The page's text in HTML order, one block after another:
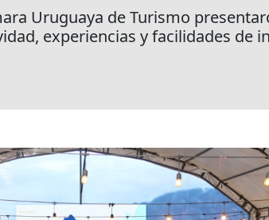
Uruguaya de Turismo
experiencias y facilidades de